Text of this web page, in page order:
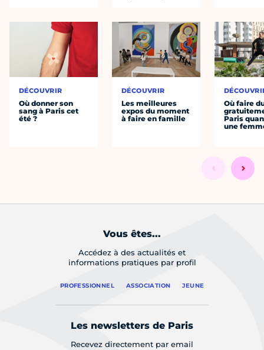
DÉCOUVRIR
Où donner son
sang à Paris cet
été ?
DÉCOUVRIR
Les meilleures
expos du moment
à faire en famille
Où faire
Paris
une
Vous êtes...
Accédez à des actualités et
informations pratiques par profil
PROFESSIONNEL ASSOCIATION JEUNE
Les newsletters de Paris
Recevez directement par email